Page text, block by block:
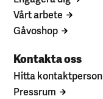
Vårt arbete
Gåvoshop
Kontakta oss
Hitta kontaktperson
Pressrum